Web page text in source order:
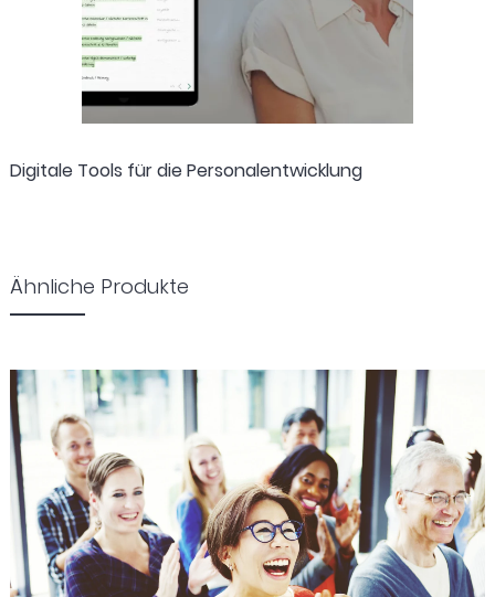
Digitale Tools für die Personalentwicklung
Ähnliche Produkte